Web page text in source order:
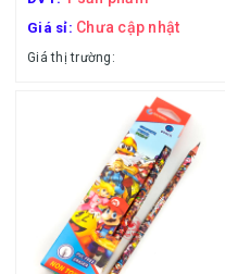
Giá sỉ: Chưa cập nhật
Giá thị trường: